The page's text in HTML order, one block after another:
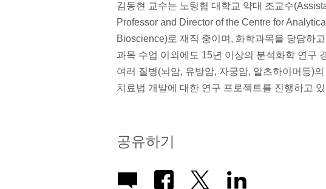
김동현 교수는 노팅험 대학교 약대 조교수
Professor and Director of the Centre for Analytical
Bioscience)로 재직 중이며, 화학과목을 당담하
과목 수업 이외에도 15년 이상의 분석화학 연구
여러 질병(뇌암, 유방암, 자궁암, 알츠하이머등)
치료법 개발에 대한 연구 프로젝트를 진행하고
공유하기